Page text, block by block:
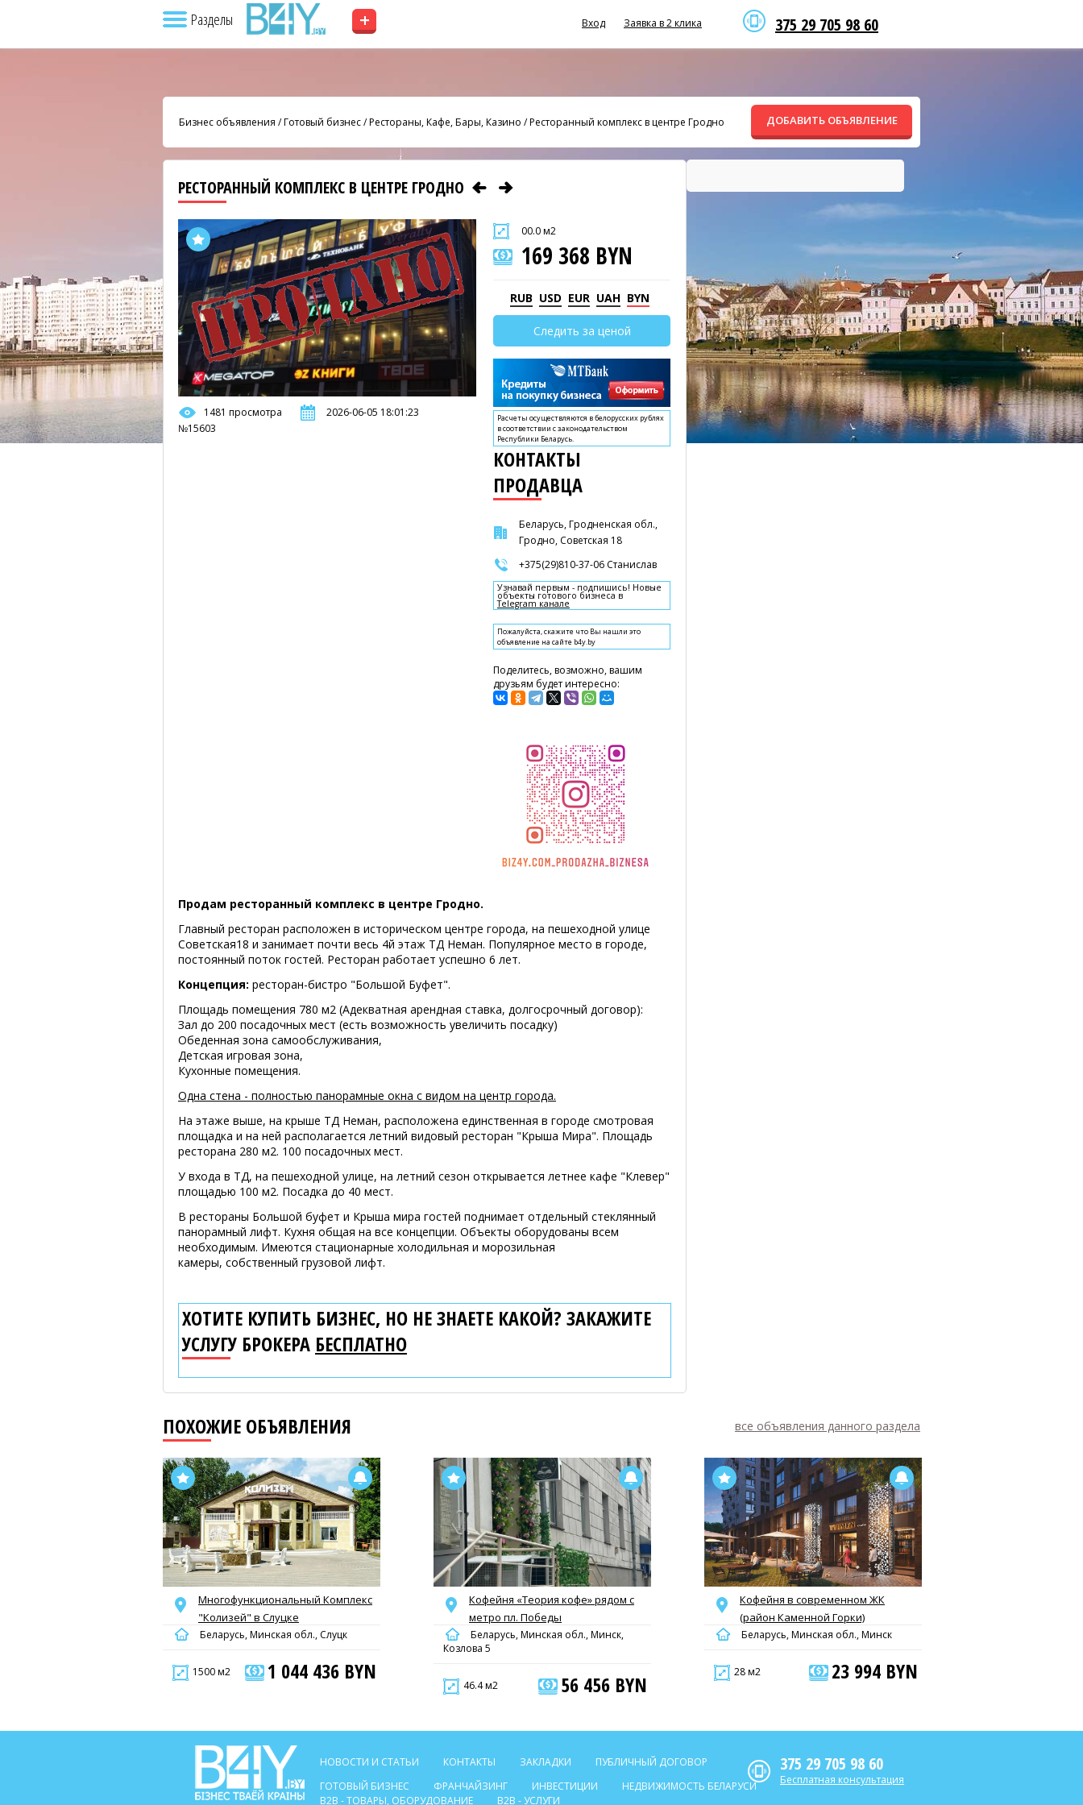
Разделы + 375 29 705 98 60
Вход Заявка в 2 клика
Бизнес объявления /Готовый бизнес/Рестораны, Кафе, Бары, Казино /Ресторанный комплекс в центре Гродно ДОБАВИТЬ ОБЪЯВЛЕНИЕ
РЕСТОРАННЫЙ КОМПЛЕКС В ЦЕНТРЕ ГРОДНО
1481 просмотра
2026-06-05 18:01:23
№15603
00.0 м2
169 368 BYN
RUB USD EUR UAH BYN
Следить за ценой
Расчеты осуществляются в белорусских рублях
в соответствии с законодательством
Республики Беларусь.
КОНТАКТЫ
ПРОДАВЦА
Беларусь, Гродненская обл.,
Гродно, Советская 18
+375(29)810-37-06 Станислав
Узнавай первым - подпишись! Новые
объекты готового бизнеса в
Telegram канале
Пожалуйста, скажите что Вы нашли это
объявление на сайте b4y.by
Поделитесь, возможно, вашим
друзьям будет интересно:
Продам ресторанный комплекс в центре Гродно.
Главный ресторан расположен в историческом центре города, на пешеходной улице
Советская18 и занимает почти весь 4й этаж ТД Неман. Популярное место в городе,
постоянный поток гостей. Ресторан работает успешно 6 лет.
Концепция: ресторан-бистро "Большой Буфет".
Площадь помещения 780 м2 (Адекватная арендная ставка, долгосрочный договор):
Зал до 200 посадочных мест (есть возможность увеличить посадку)
Обеденная зона самообслуживания,
Детская игровая зона,
Кухонные помещения.
Одна стена - полностью панорамные окна с видом на центр города.
На этаже выше, на крыше ТД Неман, расположена единственная в городе смотровая
площадка и на ней располагается летний видовый ресторан "Крыша Мира". Площадь
ресторана 280 м2. 100 посадочных мест.
У входа в ТД, на пешеходной улице, на летний сезон открывается летнее кафе "Клевер"
площадью 100 м2. Посадка до 40 мест.
В рестораны Большой буфет и Крыша мира гостей поднимает отдельный стеклянный
панорамный лифт. Кухня общая на все концепции. Объекты оборудованы всем
необходимым. Имеются стационарные холодильная и морозильная
камеры, собственный грузовой лифт.
ХОТИТЕ КУПИТЬ БИЗНЕС, НО НЕ ЗНАЕТЕ КАКОЙ? ЗАКАЖИТЕ
УСЛУГУ БРОКЕРА БЕСПЛАТНО
ПОХОЖИЕ ОБЪЯВЛЕНИЯ все объявления данного раздела
Многофункциональный Комплекс
"Колизей" в Слуцке
Беларусь, Минская обл., Слуцк
1500 м2 1 044 436 BYN
Кофейня «Теория кофе» рядом с
метро пл. Победы
Беларусь, Минская обл., Минск,
Козлова 5
46.4 м2 56 456 BYN
Кофейня в современном ЖК
(район Каменной Горки)
Беларусь, Минская обл., Минск
28 м2 23 994 BYN
НОВОСТИ И СТАТЬИ КОНТАКТЫ ЗАКЛАДКИ
ПУБЛИЧНЫЙ ДОГОВОР
ГОТОВЫЙ БИЗНЕС
ФРАНЧАЙЗИНГ ИНВЕСТИЦИИ
НЕДВИЖИМОСТЬ БЕЛАРУСИ
B2B - ТОВАРЫ, ОБОРУДОВАНИЕ
B2B - УСЛУГИ
375 29 705 98 60
Бесплатная консультация